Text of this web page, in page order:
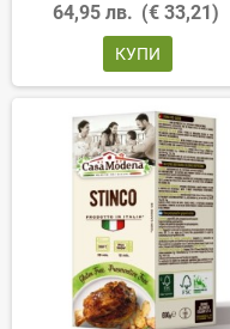
64,95 лв. (€ 33,21)
КУПИ